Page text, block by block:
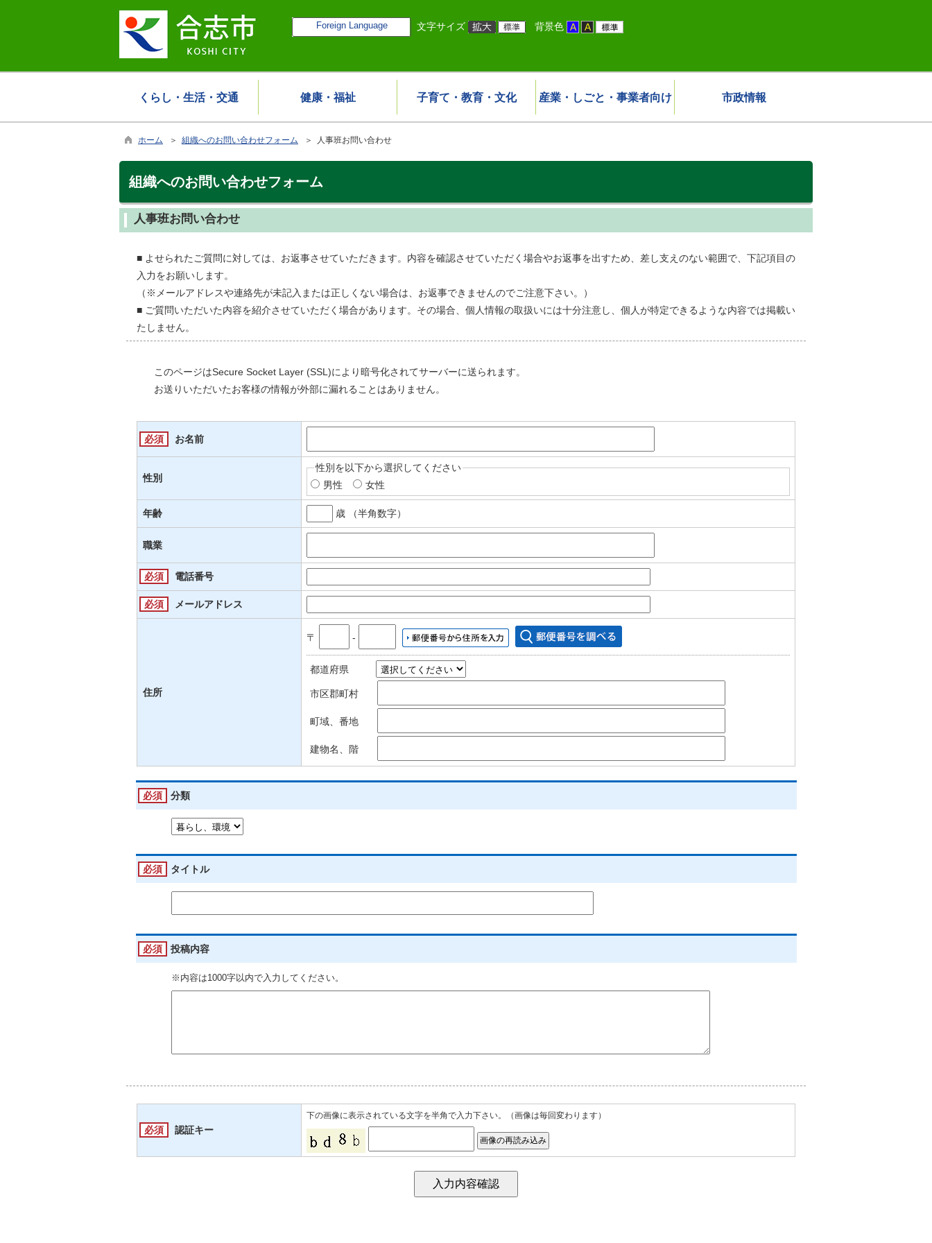
Foreign Language 文字サイズ 背景色
くらし・生活・交通 健康・福祉 子育て・教育・文化 産業・しごと・事業者向け 市政情報
ホーム ＞ 組織へのお問い合わせフォーム ＞ 人事班お問い合わせ
組織へのお問い合わせフォーム
人事班お問い合わせ
■ よせられたご質問に対しては、お返事させていただきます。内容を確認させていただく場合やお返事を出すため、差し支えのない範囲で、下記項目の
入力をお願いします。
（※メールアドレスや連絡先が未記入または正しくない場合は、お返事できませんのでご注意下さい。）
■ ご質問いただいた内容を紹介させていただく場合があります。その場合、個人情報の取扱いには十分注意し、個人が特定できるような内容では掲載い
たしません。
このページはSecure Socket Layer (SSL)により暗号化されてサーバーに送られます。
お送りいただいたお客様の情報が外部に漏れることはありません。
必須 お名前
性別
性別を以下から選択してください
男性
女性
年齢 歳 （半角数字）
職業
必須 電話番号
必須 メールアドレス
住所
〒 ‐
都道府県
市区郡町村
町域、番地
建物名、階
必須 分類
必須 タイトル
必須 投稿内容
※内容は1000字以内で入力してください。
必須 認証キー
下の画像に表示されている文字を半角で入力下さい。（画像は毎回変わります）